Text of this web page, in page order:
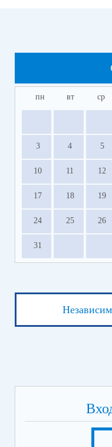
пн вт ср
3 4 5
10 11 12
17 18 19
24 25 26
31